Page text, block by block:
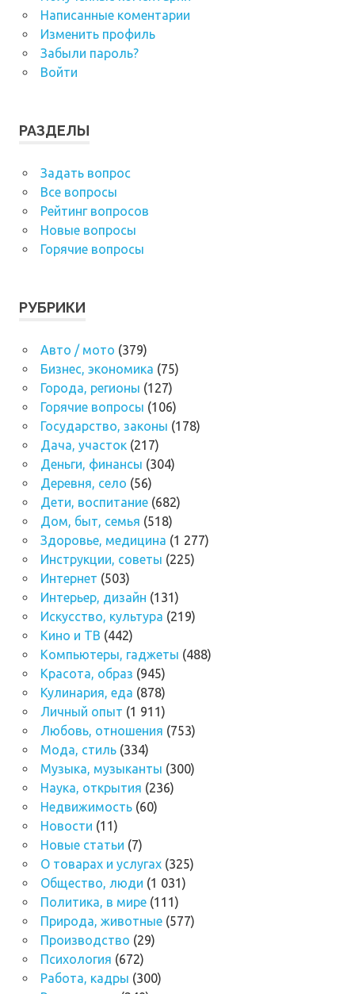
Написанные коментарии
Изменить профиль
Забыли пароль?
Войти
РАЗДЕЛЫ
Задать вопрос
Все вопросы
Рейтинг вопросов
Новые вопросы
Горячие вопросы
РУБРИКИ
Авто / мото (379)
Бизнес, экономика (75)
Города, регионы (127)
Горячие вопросы (106)
Государство, законы (178)
Дача, участок(217)
Деньги, финансы (304)
Деревня, село (56)
Дети, воспитание(682)
Дом, быт, семья (518)
Здоровье, медицина (1 277)
Инструкции, советы (225)
Интернет (503)
Интерьер, дизайн (131)
Искусство, культура (219)
Кино и ТВ (442)
Компьютеры, гаджеты (488)
Красота, образ (945)
Кулинария, еда (878)
Личный опыт (1 911)
Любовь, отношения (753)
Мода, стиль(334)
Музыка, музыканты (300)
Наука, открытия (236)
Недвижимость(60)
Новости (11)
Новые статьи (7)
О товарах и услугах(325)
Общество, люди (1 031)
Политика, в мире(111)
Природа, животные(577)
Производство (29)
Психология (672)
Работа, кадры (300)